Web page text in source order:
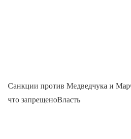
Санкции против Медведчука и
что запрещеноВласть